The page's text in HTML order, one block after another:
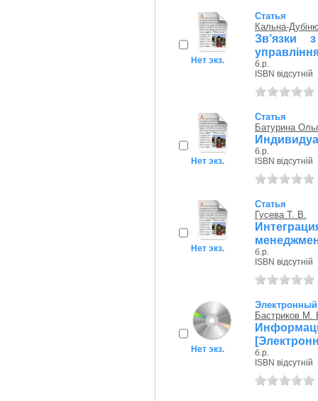
Нет экз.
Статья
Кальна-
Зв’язки
б.р.
ISBN відсутній
Нет экз.
Статья
Батурина
б.р.
ISBN відсутній
Нет экз.
Статья
Гусева Т. В.
б.р.
ISBN відсутній
Нет экз.
Электронный
Бастриков М.
б.р.
ISBN відсутній